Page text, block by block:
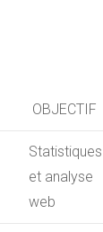
OBJECTIF
Statistiques
et analyse
web